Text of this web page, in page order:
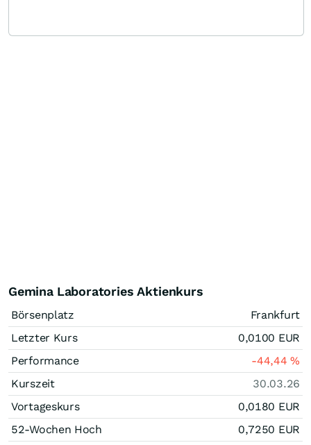
Gemina Laboratories Aktienkurs
Börsenplatz
Frankfurt
Letzter Kurs
0,0100 EUR
Performance
-44,44%
Kurszeit
30.03.26
Vortageskurs
0,0180 EUR
52-Wochen Hoch
0,7250 EUR